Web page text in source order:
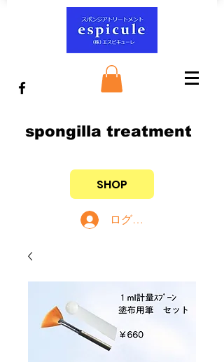
spongilla treatment
SHOP
ログイン